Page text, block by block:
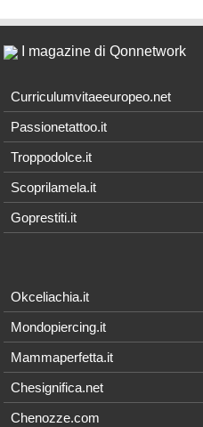
I magazine di Qonnetwork
Curriculumvitaeeuropeo.net
Passionetattoo.it
Troppodolce.it
Scoprilamela.it
Goprestiti.it
Okceliachia.it
Mondopiercing.it
Mammaperfetta.it
Chesignifica.net
Chenozze.com